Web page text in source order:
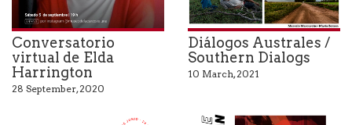
Conversatorio
virtual de Elda
Harrington
28 September, 2020
Diálogos Australes /
Southern Dialogs
10 March, 2021